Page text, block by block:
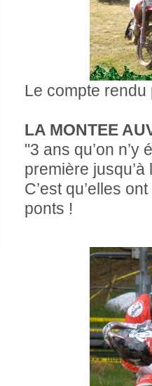
Le compte
LA MONTEE
"3 ans qu’on
première
C’est qu’elles
ponts !